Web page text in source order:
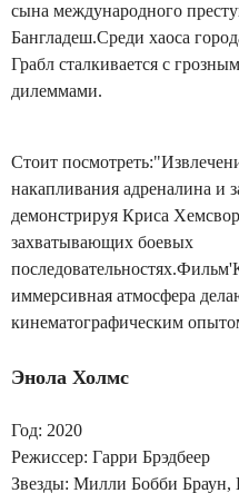
сына международного
Бангладеш.Среди хаоса
Грабл сталкивается с
дилеммами.
Стоит
накапливания адреналина и
демонстрируя Криса
захватывающих боевых
иммерсивная атмосфера
кинематографическим
Энола Холмс
Год: 2020
Режиссер: Гарри Брэдбеер
Звезды: Милли Бобби Браун,